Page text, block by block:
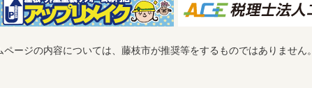
ージの内容については、藤枝市が推奨等をするものではありません。